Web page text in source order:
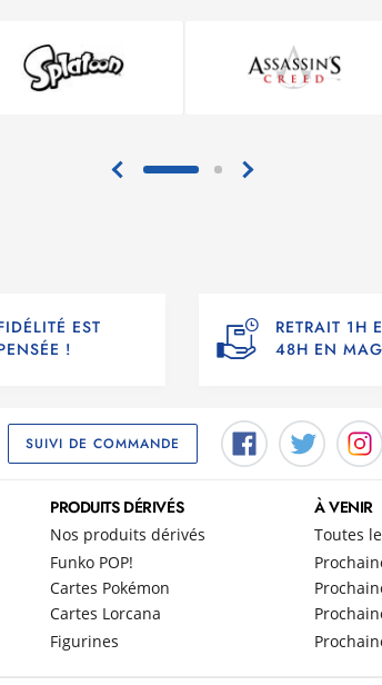
EST
!
RETRAIT 1H
48H EN
SUIVI DE COMMANDE
PRODUITS DÉRIVÉS
Nos produits dérivés
Funko POP!
Cartes Pokémon
Cartes Lorcana
Figurines
À VENIR
Toutes